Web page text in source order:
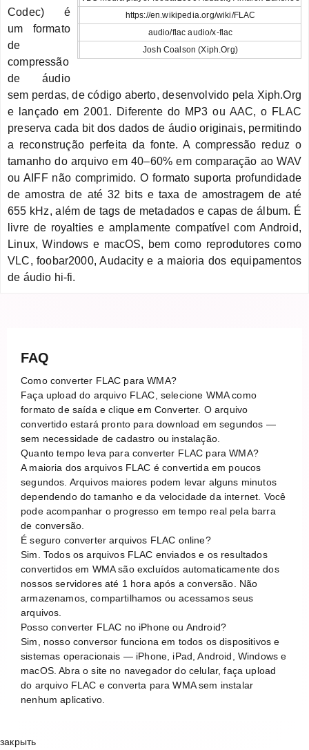
https://en.wikipedia.org/wiki/FLAC
audio/flac audio/x-flac
Josh Coalson (Xiph.Org)
Codec) é
um formato
de
compressão
de áudio
sem perdas, de código aberto, desenvolvido pela Xiph.Org
e lançado em 2001. Diferente do MP3 ou AAC, o FLAC
preserva cada bit dos dados de áudio originais, permitindo
a reconstrução perfeita da fonte. A compressão reduz o
tamanho do arquivo em 40–60% em comparação ao WAV
ou AIFF não comprimido. O formato suporta profundidade
de amostra de até 32 bits e taxa de amostragem de até
655 kHz, além de tags de metadados e capas de álbum. É
livre de royalties e amplamente compatível com Android,
Linux, Windows e macOS, bem como reprodutores como
VLC, foobar2000, Audacity e a maioria dos equipamentos
de áudio hi-fi.
FAQ
Como converter FLAC para WMA?
Faça upload do arquivo FLAC, selecione WMA como
formato de saída e clique em Converter. O arquivo
convertido estará pronto para download em segundos —
sem necessidade de cadastro ou instalação.
Quanto tempo leva para converter FLAC para WMA?
A maioria dos arquivos FLAC é convertida em poucos
segundos. Arquivos maiores podem levar alguns minutos
dependendo do tamanho e da velocidade da internet. Você
pode acompanhar o progresso em tempo real pela barra
de conversão.
É seguro converter arquivos FLAC online?
Sim. Todos os arquivos FLAC enviados e os resultados
convertidos em WMA são excluídos automaticamente dos
nossos servidores até 1 hora após a conversão. Não
armazenamos, compartilhamos ou acessamos seus
arquivos.
Posso converter FLAC no iPhone ou Android?
Sim, nosso conversor funciona em todos os dispositivos e
sistemas operacionais — iPhone, iPad, Android, Windows e
macOS. Abra o site no navegador do celular, faça upload
do arquivo FLAC e converta para WMA sem instalar
nenhum aplicativo.
закрыть